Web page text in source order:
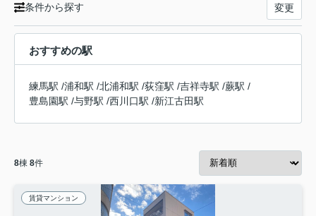
条件から探す 変更
おすすめの駅
練馬駅 /浦和駅 /北浦和駅 /荻窪駅 /吉祥寺駅 /蕨駅 /
豊島園駅 /与野駅 /西川口駅 /新江古田駅
8棟 8件
賃貸マンション